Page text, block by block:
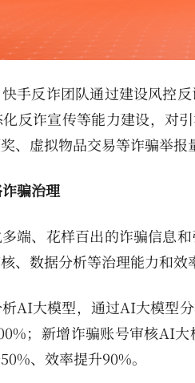
手反诈团队通过建设风控
反诈宣传等能力建设，对
、虚拟物品交易等诈骗举报
骗治理
端、花样百出的诈骗信息
、数据分析等治理能力和效
AI大模型，通过AI大模型
；新增诈骗账号审核AI
、效率提升90%。